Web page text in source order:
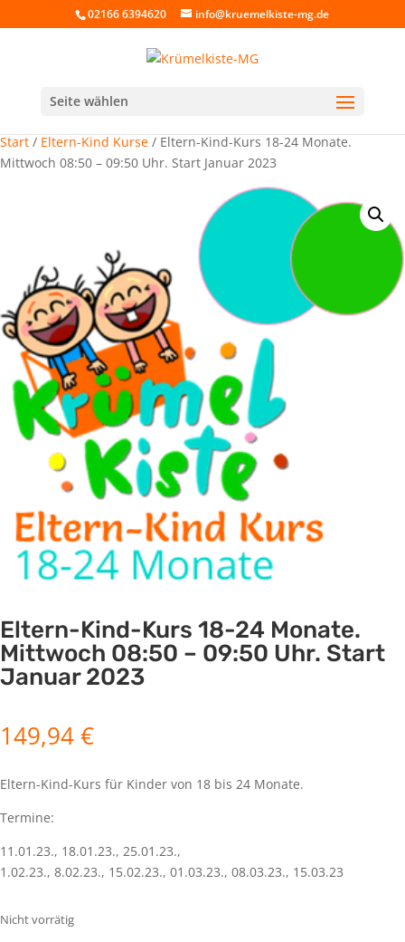
02166 6394620 info@kruemelkiste-mg.de
Seite wählen
Start / Eltern-Kind Kurse / Eltern-Kind-Kurs 18-24 Monate.
Mittwoch 08:50 – 09:50 Uhr. Start Januar 2023
Eltern-Kind-Kurs 18-24 Monate.
Mittwoch 08:50 – 09:50 Uhr. Start
Januar 2023
149,94€
Eltern-Kind-Kurs für Kinder von 18 bis 24 Monate.
Termine:
11.01.23., 18.01.23., 25.01.23.,
1.02.23., 8.02.23., 15.02.23., 01.03.23., 08.03.23., 15.03.23
Nicht vorrätig